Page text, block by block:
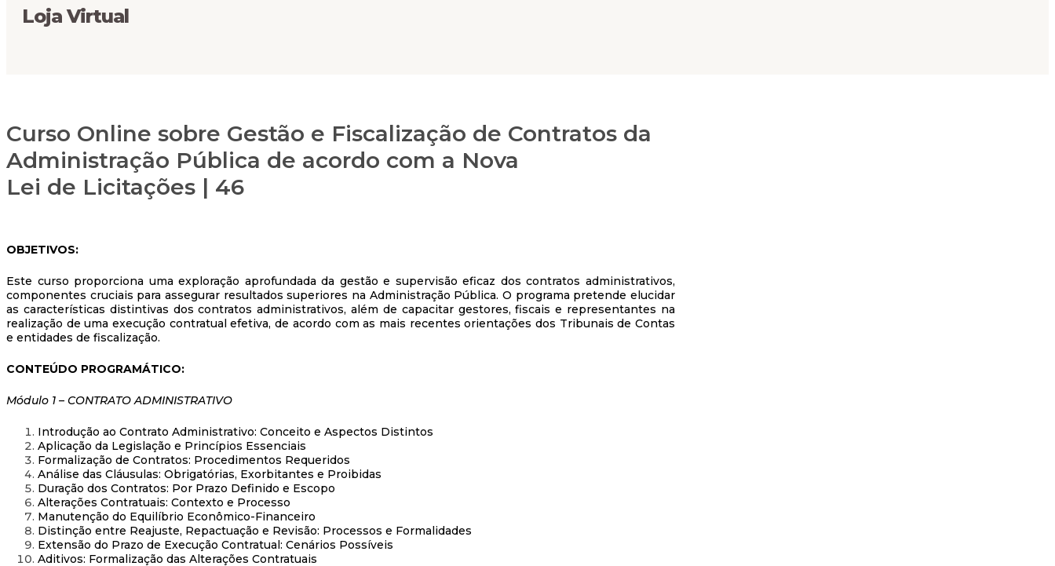
Loja Virtual
Curso Online sobre Gestão e Fiscalização de Contratos da
Administração Pública de acordo com a Nova
Lei de Licitações | 46
OBJETIVOS:
Este curso proporciona uma exploração aprofundada da gestão e supervisão eficaz dos contratos administrativos,
componentes cruciais para assegurar resultados superiores na Administração Pública. O programa pretende elucidar
as características distintivas dos contratos administrativos, além de capacitar gestores, fiscais e representantes na
realização de uma execução contratual efetiva, de acordo com as mais recentes orientações dos Tribunais de Contas
e entidades de fiscalização.
CONTEÚDO PROGRAMÁTICO:
Módulo 1 – CONTRATO ADMINISTRATIVO
Introdução ao Contrato Administrativo: Conceito e Aspectos Distintos
Aplicação da Legislação e Princípios Essenciais
Formalização de Contratos: Procedimentos Requeridos
Análise das Cláusulas: Obrigatórias, Exorbitantes e Proibidas
Duração dos Contratos: Por Prazo Definido e Escopo
Alterações Contratuais: Contexto e Processo
Manutenção do Equilíbrio Econômico-Financeiro
Distinção entre Reajuste, Repactuação e Revisão: Processos e Formalidades
Extensão do Prazo de Execução Contratual: Cenários Possíveis
Aditivos: Formalização das Alterações Contratuais